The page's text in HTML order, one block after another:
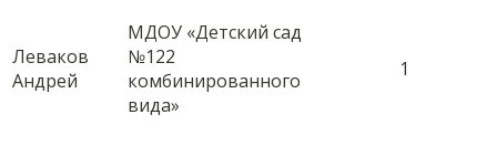
Леваков
Андрей
МДОУ «Детский сад
№122
комбинированного
вида»
1